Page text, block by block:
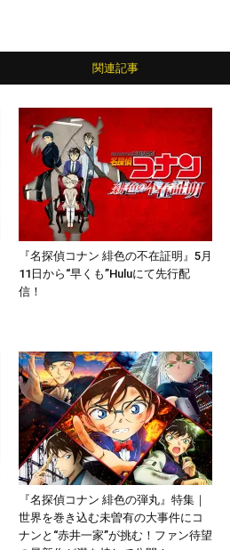
関連記事
『名探偵コナン 緋色の不在証明』5月
11日から“早くも”Huluにて先行配
信！
『名探偵コナン 緋色の弾丸』特集｜
世界を巻き込む未曽有の大事件にコ
ナンと“赤井一家”が挑む！ファン待望